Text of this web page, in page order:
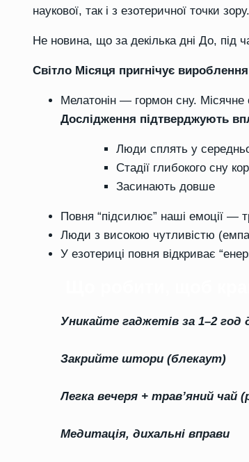
наукової, так і з езотеричної точки зору.
Не новина, що за декілька дні До, під
Світло Місяця пригнічує
Мелатонін — гормон сну. Місячне
Дослідження підтверджують
Люди сплять у
Стадії глибокого сну
Засинають довше
Повня “підсилює” наші емоції —
Люди з високою чутливістю
У езотериці повня відкриває
Уникайте гаджетів за 1–2 год
Закрийте штори (блекаут)
Легка вечеря + трав’яний чай
Медитація, дихальні вправи